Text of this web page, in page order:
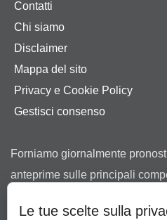
Contatti
Chi siamo
Disclaimer
Mappa del sito
Privacy e Cookie Policy
Gestisci consenso
Forniamo giornalmente
anteprime sulle principali
bookmaker in possesso di
Le tue scelte sulla